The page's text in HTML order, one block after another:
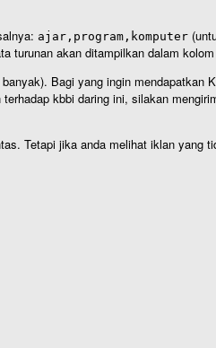
ajar,program,komputer
turunan akan ditampilkan dalam
Bagi yang ingin mendapatkan
kbbi daring ini, silakan
Tetapi jika anda melihat iklan yang